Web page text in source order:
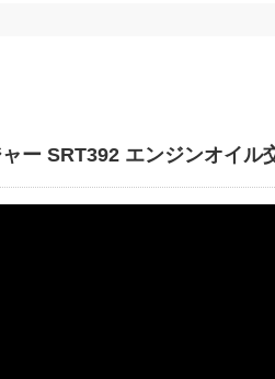
ー SRT392 エンジンオイル